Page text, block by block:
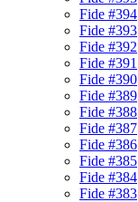
Fide #394
Fide #393
Fide #392
Fide #391
Fide #390
Fide #389
Fide #388
Fide #387
Fide #386
Fide #385
Fide #384
Fide #383